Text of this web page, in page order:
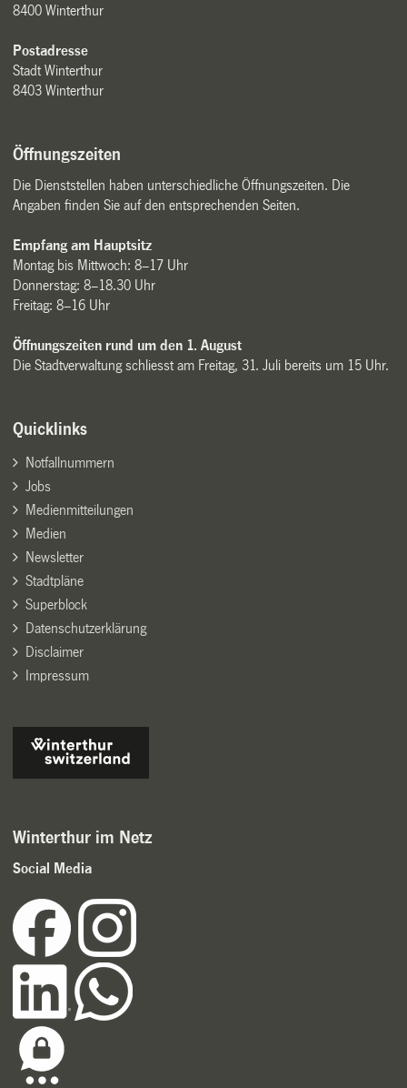
8400 Winterthur
Postadresse
Stadt Winterthur
8403 Winterthur
Öffnungszeiten
Die Dienststellen haben unterschiedliche Öffnungszeiten. Die
Angaben finden Sie auf den entsprechenden Seiten.
Empfang am Hauptsitz
Montag bis Mittwoch: 8–17 Uhr
Donnerstag: 8–18.30 Uhr
Freitag: 8–16 Uhr
Öffnungszeiten rund um den 1. August
Die Stadtverwaltung schliesst am Freitag, 31. Juli bereits um 15 Uhr.
Quicklinks
Notfallnummern
Jobs
Medienmitteilungen
Medien
Newsletter
Stadtpläne
Superblock
Datenschutzerklärung
Disclaimer
Impressum
Winterthur im Netz
Social Media